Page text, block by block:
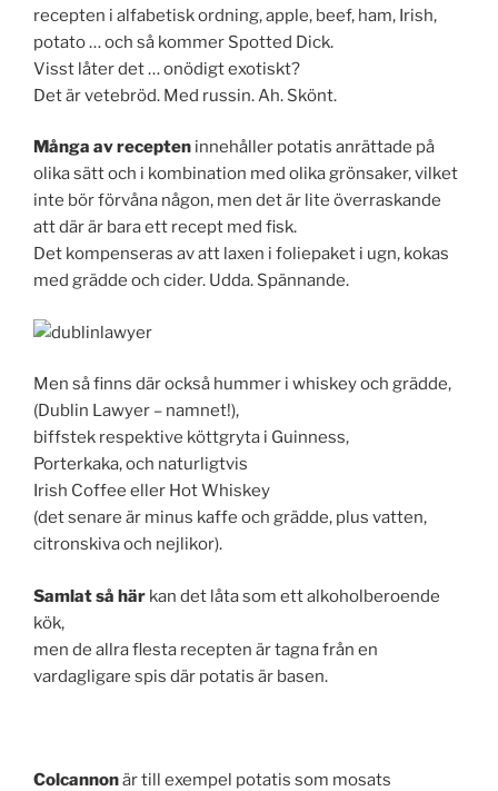
recepten i alfabetisk ordning, apple, beef, ham, Irish,
potato … och så kommer Spotted Dick.
Visst låter det … onödigt exotiskt?
Det är vetebröd. Med russin. Ah. Skönt.
Många av recepten innehåller potatis anrättade på
olika sätt och i kombination med olika grönsaker, vilket
inte bör förvåna någon, men det är lite överraskande
att där är bara ett recept med fisk.
Det kompenseras av att laxen i foliepaket i ugn, kokas
med grädde och cider. Udda. Spännande.
Men så finns där också hummer i whiskey och grädde,
(Dublin Lawyer – namnet!),
biffstek respektive köttgryta i Guinness,
Porterkaka, och naturligtvis
Irish Coffee eller Hot Whiskey
(det senare är minus kaffe och grädde, plus vatten,
citronskiva och nejlikor).
Samlat så här kan det låta som ett alkoholberoende
kök,
men de allra flesta recepten är tagna från en
vardagligare spis där potatis är basen.
Colcannonär till exempel potatis som mosats